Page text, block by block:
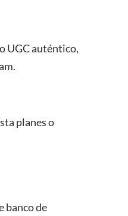
UGC auténtico,
planes o
banco de